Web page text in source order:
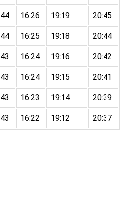
16:26 19:19 20:45
16:25 19:18 20:44
16:24 19:16 20:42
16:24 19:15 20:41
16:23 19:14 20:39
16:22 19:12 20:37